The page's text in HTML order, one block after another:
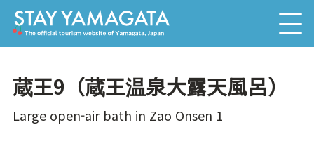
蔵王9（蔵王温泉大露天風呂）
Large open-air bath in Zao Onsen 1